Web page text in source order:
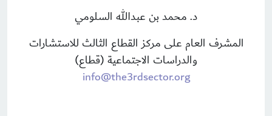
د. محمد بن عبدالله السلومي
المشرف العام على مركز القطاع الثالث للاستشارات
والدراسات الاجتماعية (قطاع)
info@the3rdsector.org